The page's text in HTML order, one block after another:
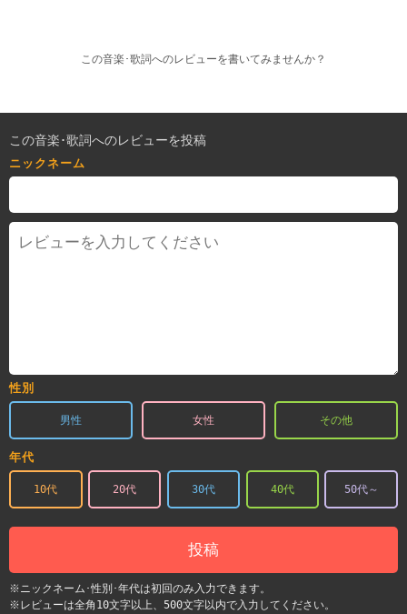
この音楽･歌詞へのレビューを書いてみませんか？
この音楽･歌詞へのレビューを投稿
ニックネーム
性別
男性 女性 その他
年代
10代 20代 30代 40代 50代～
投稿
※ニックネーム･性別･年代は初回のみ入力できます。
※レビューは全角10文字以上、500文字以内で入力してください。